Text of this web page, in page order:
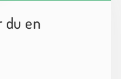
du en